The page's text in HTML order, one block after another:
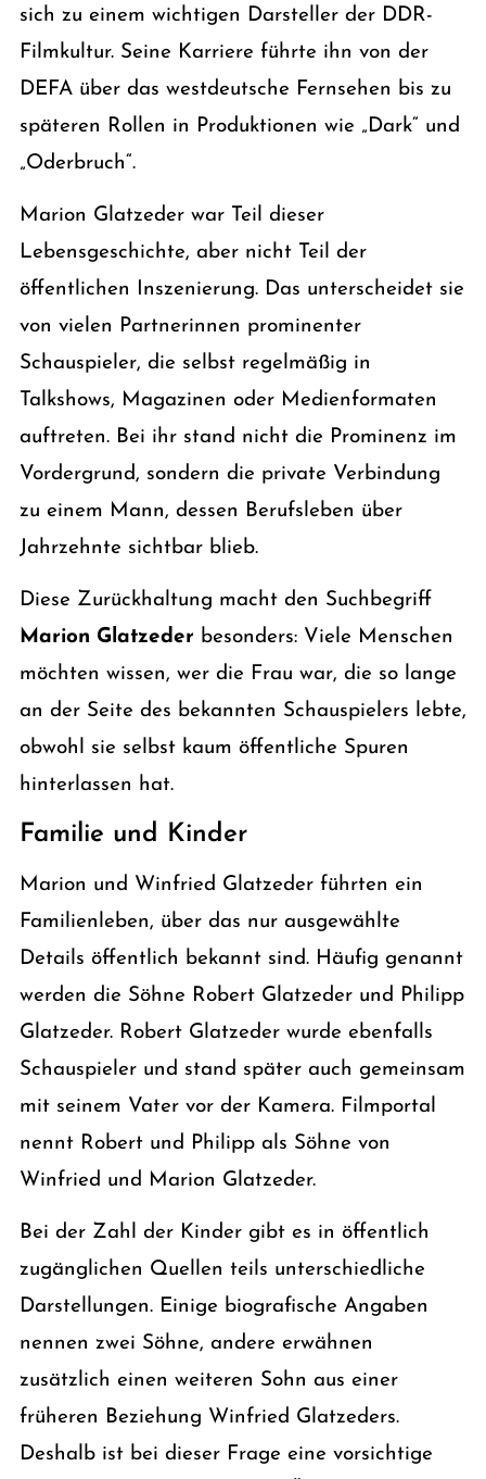
sich zu einem wichtigen Darsteller der DDR-
Filmkultur. Seine Karriere führte ihn von der
DEFA über das westdeutsche Fernsehen bis zu
späteren Rollen in Produktionen wie „Dark“ und
„Oderbruch“.
Marion Glatzeder war Teil dieser
Lebensgeschichte, aber nicht Teil der
öffentlichen Inszenierung. Das unterscheidet sie
von vielen Partnerinnen prominenter
Schauspieler, die selbst regelmäßig in
Talkshows, Magazinen oder Medienformaten
auftreten. Bei ihr stand nicht die Prominenz im
Vordergrund, sondern die private Verbindung
zu einem Mann, dessen Berufsleben über
Jahrzehnte sichtbar blieb.
Diese Zurückhaltung macht den Suchbegriff
Marion Glatzeder besonders: Viele Menschen
möchten wissen, wer die Frau war, die so lange
an der Seite des bekannten Schauspielers lebte,
obwohl sie selbst kaum öffentliche Spuren
hinterlassen hat.
Familie und Kinder
Marion und Winfried Glatzeder führten ein
Familienleben, über das nur ausgewählte
Details öffentlich bekannt sind. Häufig genannt
werden die Söhne Robert Glatzeder und Philipp
Glatzeder. Robert Glatzeder wurde ebenfalls
Schauspieler und stand später auch gemeinsam
mit seinem Vater vor der Kamera. Filmportal
nennt Robert und Philipp als Söhne von
Winfried und Marion Glatzeder.
Bei der Zahl der Kinder gibt es in öffentlich
zugänglichen Quellen teils unterschiedliche
Darstellungen. Einige biografische Angaben
nennen zwei Söhne, andere erwähnen
zusätzlich einen weiteren Sohn aus einer
früheren Beziehung Winfried Glatzeders.
Deshalb ist bei dieser Frage eine vorsichtige